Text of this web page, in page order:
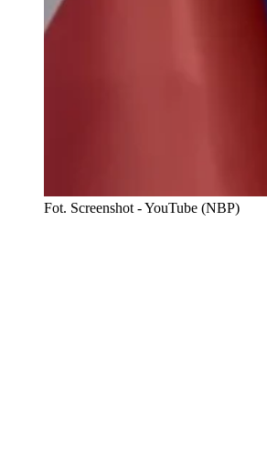
Fot. Screenshot - YouTube (NBP)